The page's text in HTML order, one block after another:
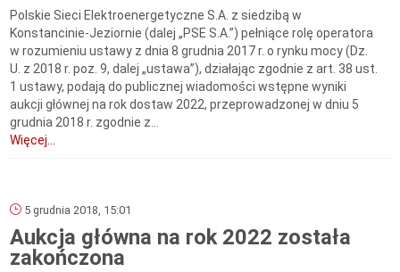
Polskie Sieci Elektroenergetyczne S.A. z siedzibą w
Konstancinie-Jeziornie (dalej „PSE S.A.”) pełniące rolę operatora
w rozumieniu ustawy z dnia 8 grudnia 2017 r. o rynku mocy (Dz.
U. z 2018 r. poz. 9, dalej „ustawa”), działając zgodnie z art. 38 ust.
1 ustawy, podają do publicznej wiadomości wstępne wyniki
aukcji głównej na rok dostaw 2022, przeprowadzonej w dniu 5
grudnia 2018 r. zgodnie z...
Więcej...
5 grudnia 2018, 15:01
Aukcja główna na rok 2022 została
zakończona